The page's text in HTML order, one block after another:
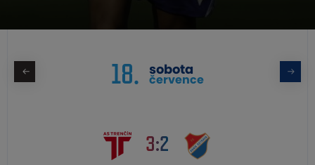
18. sobota
července
3:2